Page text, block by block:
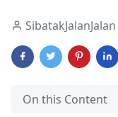
SibatakJalanJalan
On this Content